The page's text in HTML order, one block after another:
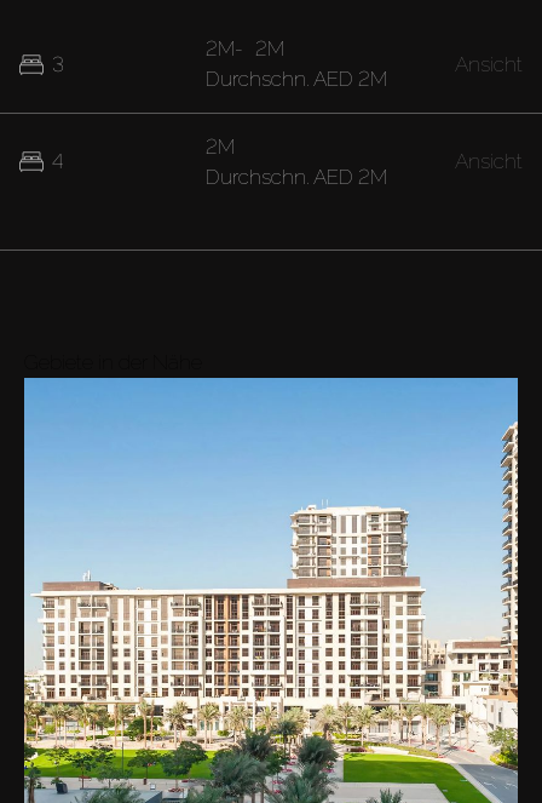
3
4
2M- 2M
Durchschn. AED 2M
Ansicht
2M
Durchschn. AED 2M
Ansicht